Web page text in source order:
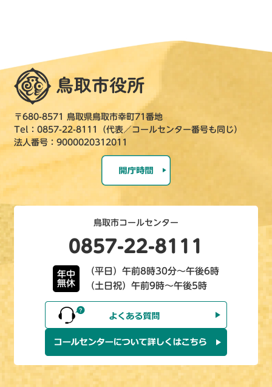
〒680-8571 鳥取県鳥取市幸町71番地
Tel：0857-22-8111（代表／コールセンター番号も同じ）
法人番号：9000020312011
鳥取市コールセンター
0857-22-8111
年中
無休
（平日）午前8時30分～午後6時
（土日祝）午前9時～午後5時